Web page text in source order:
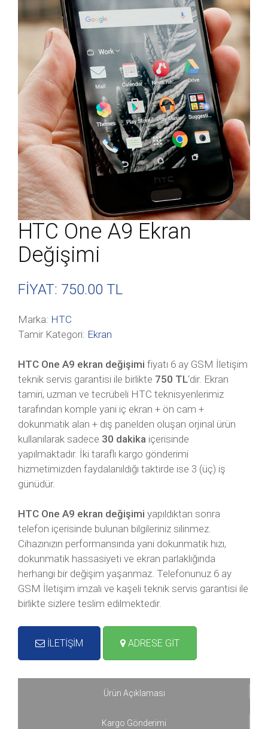
HTC One A9 Ekran
Değişimi
FİYAT: 750.00 TL
Marka: HTC
Tamir Kategori: Ekran
HTC One A9 ekran değişimi fiyatı 6 ay GSM İletişim
teknik servis garantisi ile birlikte 750 TL‘dir. Ekran
tamiri, uzman ve tecrübeli HTC teknisyenlerimiz
tarafından komple yani iç ekran + ön cam +
dokunmatik alan + dış panelden oluşan orjinal ürün
kullanılarak sadece 30 dakika içerisinde
yapılmaktadır. İki taraflı kargo gönderimi
hizmetimizden faydalanıldığı taktirde ise 3 (üç) iş
günüdür.
HTC One A9 ekran değişimi yapıldıktan sonra
telefon içerisinde bulunan bilgileriniz silinmez.
Cihazınızın performansında yani dokunmatik hızı,
dokunmatik hassasiyeti ve ekran parlaklığında
herhangi bir değişim yaşanmaz. Telefonunuz 6 ay
GSM İletişim imzalı ve kaşeli teknik servis garantisi ile
birlikte sizlere teslim edilmektedir.
İLETİŞİM ADRESE GİT
Ürün Açıklaması
Kargo Gönderimi